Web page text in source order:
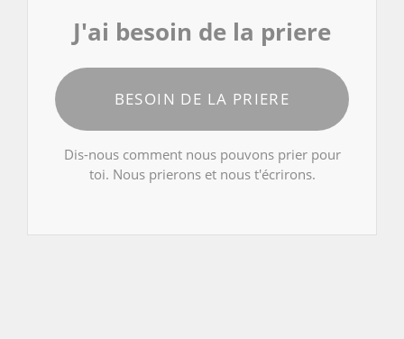
J'ai besoin de la priere
BESOIN DE LA PRIERE
Dis-nous comment nous pouvons prier pour
toi. Nous prierons et nous t'écrirons.